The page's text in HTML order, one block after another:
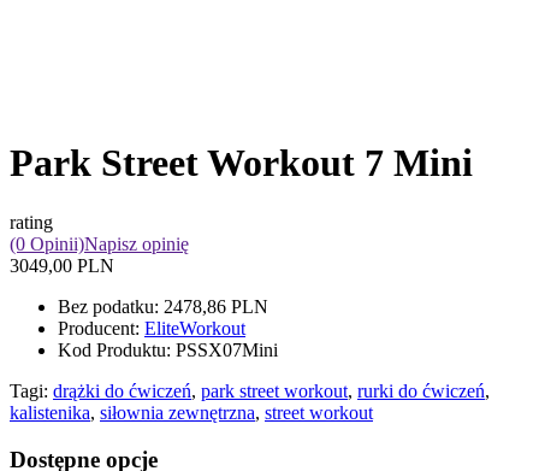
Park Street Workout 7 Mini
rating
(0 Opinii)Napisz opinię
3049,00 PLN
Bez podatku: 2478,86 PLN
Producent: EliteWorkout
Kod Produktu: PSSX07Mini
Tagi: drążki do ćwiczeń, park street workout, rurki do ćwiczeń,
kalistenika, siłownia zewnętrzna, street workout
Dostępne opcje